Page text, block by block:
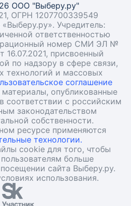
ООО "Выберу.ру"
ОГРН 1207700339549
Учредитель:
ответственностью
номер СМИ ЭЛ №
присвоенный
по надзору в сфере связи,
технологий и массовых
соглашение
опубликованные
соответствии с российским
законодательством
собственности.
ресурсе применяются
технологии.
cookie для того, чтобы
больше
сайта Выберу.ру.
использования.